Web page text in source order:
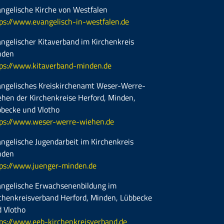
Kirche von Westfalen
www.evangelisch-in-westfalen.de
Kitaverband im Kirchenkreis
www.kitaverband-minden.de
Kreiskirchenamt Weser-Werre-
der Kirchenkreise Herford, Minden,
und Vlotho
www.weser-werre-wiehen.de
Jugendarbeit im Kirchenkreis
www.juenger-minden.de
Erwachsenenbildung im
Herford, Minden, Lübbecke
Vlotho